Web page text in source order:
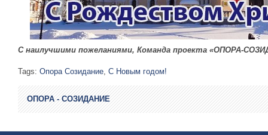
С наилучшими пожеланиями, Команда проекта «ОПОРА-
Tags: Опора Созидание, С Новым годом!
ОПОРА - СОЗИДАНИЕ